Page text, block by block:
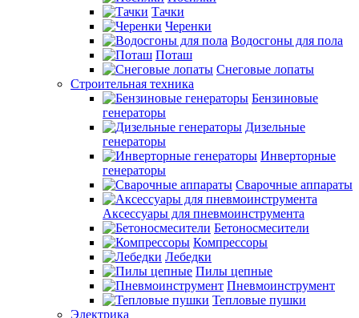
Тачки
Черенки
Водосгоны для пола
Поташ
Снеговые лопаты
Строительная техника
Бензиновые
генераторы
Дизельные
генераторы
Инверторные
генераторы
Сварочные аппараты
Аксессуары для пневмоинструмента
Бетоносмесители
Компрессоры
Лебедки
Пилы цепные
Пневмоинструмент
Тепловые пушки
Электрика